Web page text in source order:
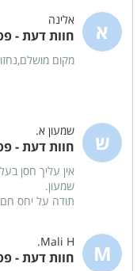
א אלינה
חוות דעת -
מקום
ש שמעון א.
חוות דעת -
אין עליך חסן
שמעון.
תודה על יחס
M
Mali H.
חוות דעת -